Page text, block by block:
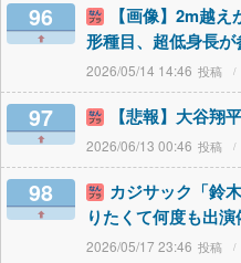
96
【画像】2m越
形種目、超低身長
2026/05/14 14:46
97 【悲報】大谷翔
2026/06/13 00:46
98
カジサック「鈴
りたくて何度も出
2026/05/17 23:46